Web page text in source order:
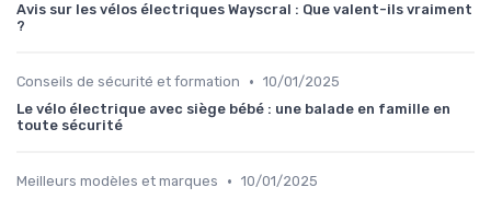
Avis sur les vélos électriques Wayscral : Que valent-ils vraiment
?
Conseils de sécurité et formation • 10/01/2025
Le vélo électrique avec siège bébé : une balade en famille en
toute sécurité
Meilleurs modèles et marques • 10/01/2025